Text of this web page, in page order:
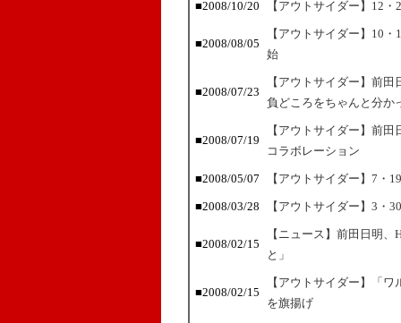
■2008/10/20 【アウトサイダー】12
■2008/08/05
【アウトサイダー】10
始
■2008/07/23
【アウトサイダー】前
負どころをちゃんと分か
■2008/07/19
【アウトサイダー】前
コラボレーション
■2008/05/07 【アウトサイダー】7・
■2008/03/28 【アウトサイダー】3・
■2008/02/15
【ニュース】前田日明
と」
■2008/02/15
【アウトサイダー】「
を旗揚げ